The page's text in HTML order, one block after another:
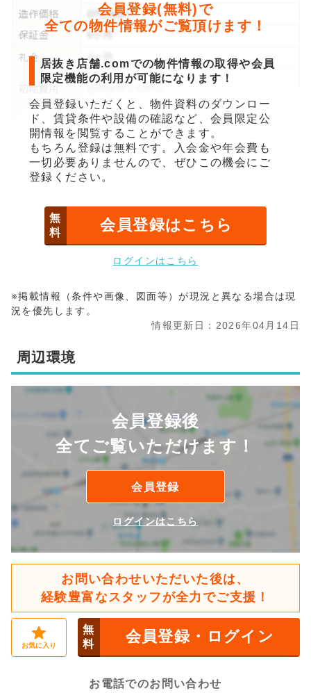
会員登録(無料)で
全ての物件情報がご覧頂けます！
居抜き店舗.comでの物件情報の取得や会員
限定機能の利用が可能になります！
会員登録いただくと、物件資料のダウンロー
ド、賃貸条件や設備の確認など、会員限定公
開情報を閲覧することができます。
もちろん登録は無料です。入会金や年会費も
一切必要ありませんので、ぜひこの機会にご
登録ください。
無
料
会員登録はこちら
ログインはこちら
※掲載情報（条件や画像、図面等）が現況と異なる場合は現
況を優先します。
情報更新日：2026年04月14日
周辺環境
会員登録後
全てご覧いただけます！
会員登録
ログインはこちら
お問い合わせいただいた後は、
経験豊富なスタッフが全力でご支援！
お気に入り
無
料
会員登録・ログイン
お電話でのお問い合わせ